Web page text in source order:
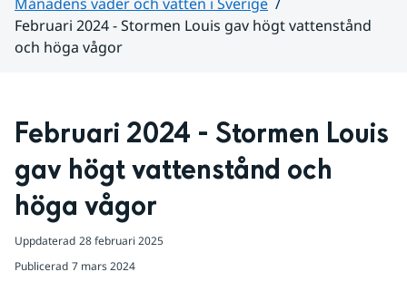
Februari 2024 - Stormen Louis gav högt vattenstånd
och höga vågor
Februari 2024 - Stormen Louis
gav högt vattenstånd och
höga vågor
Uppdaterad 28 februari 2025
Publicerad 7 mars 2024